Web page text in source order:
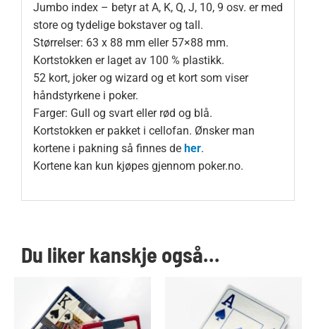
Jumbo index – betyr at A, K, Q, J, 10, 9 osv. er med
store og tydelige bokstaver og tall.
Størrelser: 63 x 88 mm eller 57×88 mm.
Kortstokken er laget av 100 % plastikk.
52 kort, joker og wizard og et kort som viser
håndstyrkene i poker.
Farger: Gull og svart eller rød og blå.
Kortstokken er pakket i cellofan. Ønsker man
kortene i pakning så finnes de her.
Kortene kan kun kjøpes gjennom poker.no.
Du liker kanskje også…